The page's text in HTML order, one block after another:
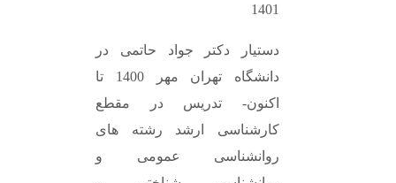
1401
دستیار دکتر جواد حاتمی در
دانشگاه تهران مهر 1400 تا
اکنون- تدریس در مقطع
کارشناسی ارشد رشته های
روانشناسی عمومی و